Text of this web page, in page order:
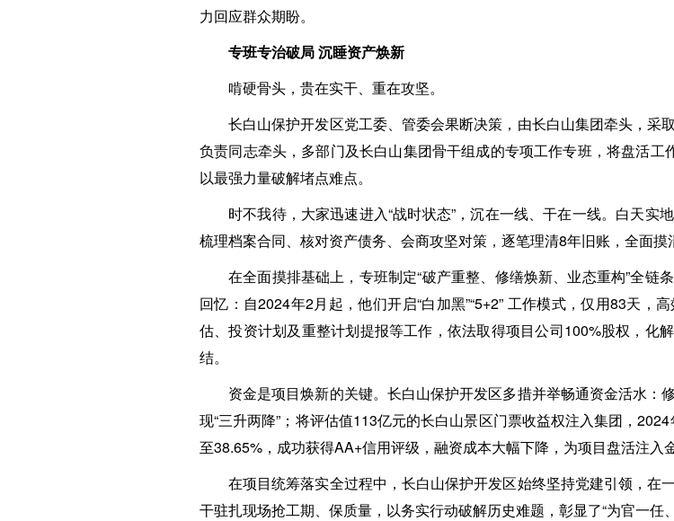
力回应群众期盼。
专班专治破局 沉睡资产焕新
啃硬骨头，贵在实干、重在攻坚。
长白山保护开发区党工委、管委会果断决策，由长白山集团牵头，采
负责同志牵头，多部门及长白山集团骨干组成的专项工作专班，将盘活工
以最强力量破解堵点难点。
时不我待，大家迅速进入“战时状态”，沉在一线、干在一线。白天
梳理档案合同、核对资产债务、会商攻坚对策，逐笔理清8年旧账，全面摸
在全面摸排基础上，专班制定“破产重整、修缮焕新、业态重构”全
回忆：自2024年2月起，他们开启“白加黑”“5+2” 工作模式，仅用83天
估、投资计划及重整计划提报等工作，依法取得项目公司100%股权，化
结。
资金是项目焕新的关键。长白山保护开发区多措并举畅通资金活水：
现“三升两降”；将评估值113亿元的长白山景区门票收益权注入集团，
至38.65%，成功获得AA+信用评级，融资成本大幅下降，为项目盘活注入金
在项目统筹落实全过程中，长白山保护开发区始终坚持党建引领，在
干驻扎现场抢工期、保质量，以务实行动破解历史难题，彰显了“为官一任